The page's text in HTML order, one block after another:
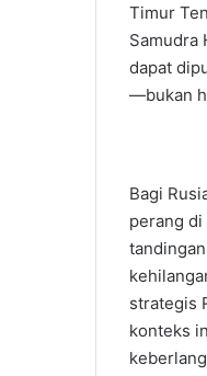
Timur
Samudra
dapat
—bukan
Bagi
perang
strategis
konteks